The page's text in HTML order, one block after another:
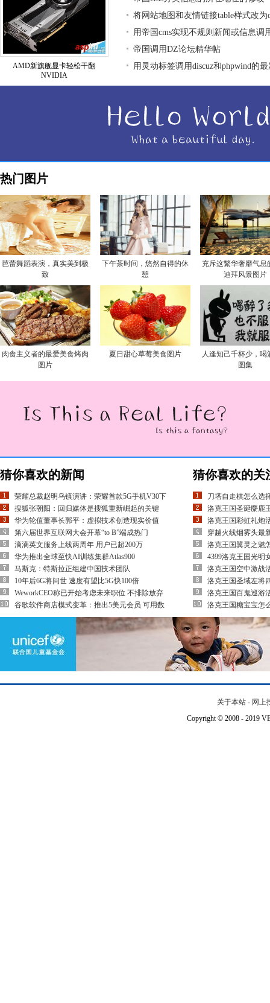
AMD新旗舰显卡轻松干翻
NVIDIA
将网站地图和友情链接table样式改为
用帝国cms实现不规则新闻或信息调
帝国调用DZ论坛精华帖
用灵动标签调用discuz和phpwind的
热门图片
芭蕾舞蹈表演，真实美到极
致
下午茶时间，悠然自得的休
憩
充斥这繁华奢靡气息
迪拜风景图片
肉食主义者的最爱美食烤肉
图片
夏日甜心草莓美食图片
人逢知己千杯少，喝
图集
猜你喜欢的新闻
荣耀总裁赵明乌镇演讲：荣耀首款5G手机V30下
搜狐张朝阳：回归媒体是搜狐重新崛起的关键
华为轮值董事长郭平：虚拟技术创造现实价值
第六届世界互联网大会开幕“to B”端成热门
滴滴英文服务上线两周年 用户已超200万
华为推出全球至快AI训练集群Atlas900
马斯克：特斯拉正组建中国技术团队
10年后6G将问世 速度有望比5G快100倍
WeworkCEO称已开始考虑未来职位 不排除放弃
谷歌软件商店模式变革：推出5美元会员 可用数
猜你喜欢的关
刀塔自走棋怎么选
洛克王国圣诞麋鹿
洛克王国彩虹礼炮
穿越火线烟雾头最
洛克王国翼灵之魅
4399洛克王国光明
洛克王国空中激战
洛克王国圣域左将
洛克王国百鬼巡游
洛克王国糖宝宝怎
关于本站 - 网上
Copyright © 2008 - 2019